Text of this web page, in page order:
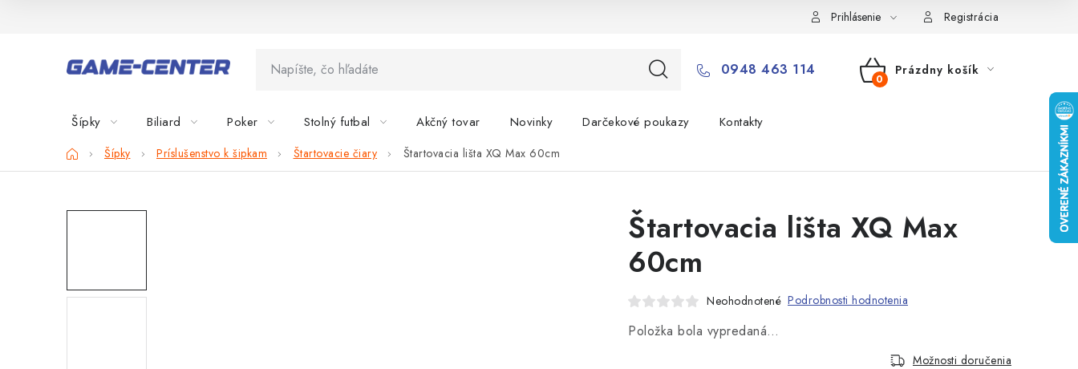
Prihlásenie Registrácia
0948 463 114
NÁKUPNÝ
Prázdny košík
Šípky Biliard Poker Stolný futbal Akčný tovar Novinky Darčekové poukazy Kontakty
DomovŠípky Príslušenstvo k šipkam Štartovacie čiary Štartovacia lišta XQ Max 60cm
Štartovacia lišta XQ Max
60cm
Neohodnotené Podrobnosti hodnotenia
Položka bola vypredaná…
Možnosti doručenia